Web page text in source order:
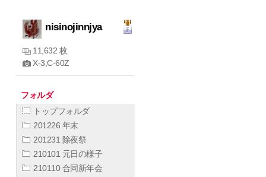
nisinojinnjya
11,632 枚
X-3,C-60Z
フォルダ
トップフォルダ
201226 年末
201231 除夜祭
210101 元日の様子
210110 合同新年会